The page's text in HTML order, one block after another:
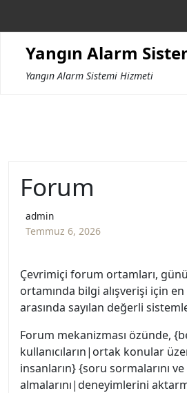
Yangın Alarm
Yangın Alarm Sistemi Hizmeti
Forum
admin
Temmuz 6, 2026
Çevrimiçi forum ortamları,
ortamında bilgi alışverişi için
arasında sayılan değerli
Forum mekanizması özünde,
kullanıcıların|ortak konular
insanların} {soru sormalarını
almalarını|deneyimlerini